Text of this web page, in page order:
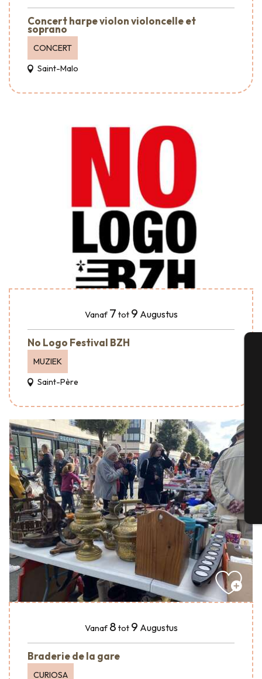
Concert harpe violon violoncelle et
soprano
CONCERT
Saint-Malo
Vanaf 7 tot 9 Augustus
No Logo Festival BZH
MUZIEK
Saint-Père
Vanaf 8 tot 9 Augustus
Braderie de la gare
CURIOSA